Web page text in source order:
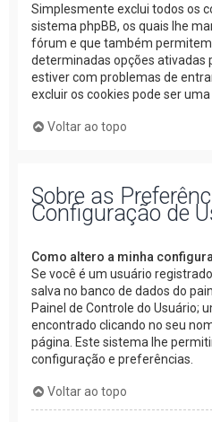
Simplesmente exclui todos os
sistema phpBB, os quais lhe
fórum e que também
determinadas opções ativadas
estiver com problemas de
excluir os cookies pode ser
Voltar ao topo
Sobre as
Configuração de
Como altero a minha
Se você é um usuário
salva no banco de dados do
Painel de Controle do Usuário;
encontrado clicando no seu
página. Este sistema lhe
configuração e preferências.
Voltar ao topo